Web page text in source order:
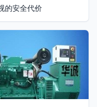
的安全代价